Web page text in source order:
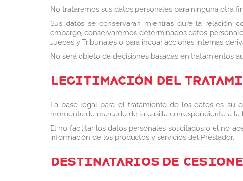
No trataremos sus datos personales para ninguna otra
Sus datos se conservarán mientras dure la relación
embargo, conservaremos determinados datos
Jueces y Tribunales o para incoar acciones internas
No será objeto de decisiones basadas en tratamientos
LEGITIMACIÓN DEL
La base legal para el tratamiento de los datos es su
momento de marcado de la casilla correspondiente a la
El no facilitar los datos personales solicitados o el no
información de los productos y servicios del Prestador.
DESTINATARIOS DE